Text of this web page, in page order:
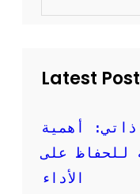
ط
ر
ق
خ
Latest Post
أهمية
للحفاظ على
الأداء